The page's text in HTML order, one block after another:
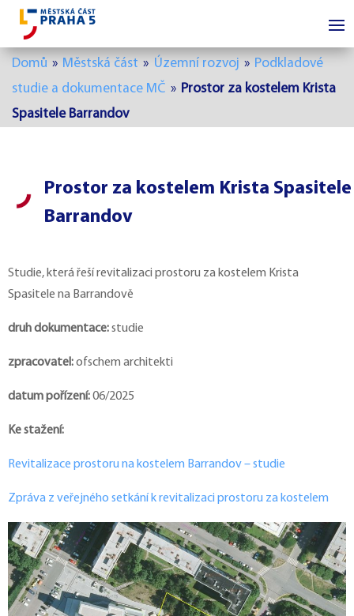
Domů » Městská část » Územní rozvoj » Podkladové
studie a dokumentace MČ » Prostor za kostelem Krista
Spasitele Barrandov
Prostor za kostelem Krista Spasitele
Barrandov
Studie, která řeší revitalizaci prostoru za kostelem Krista
Spasitele na Barrandově
druh dokumentace:studie
zpracovatel:ofschem architekti
datum pořízení:06/2025
Ke stažení:
Revitalizace prostoru na kostelem Barrandov – studie
Zpráva z veřejného setkání k revitalizaci prostoru za kostelem